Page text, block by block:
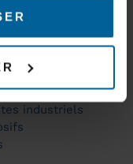
et grues
industrielle
industriels